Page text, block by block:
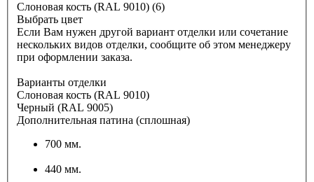
Слоновая кость (RAL 9010) (6)
Выбрать цвет
Если Вам нужен другой вариант отделки или сочетание
нескольких видов отделки, сообщите об этом менеджеру
при оформлении заказа.
Варианты отделки
Слоновая кость (RAL 9010)
Черный (RAL 9005)
Дополнительная патина (сплошная)
700 мм.
440 мм.